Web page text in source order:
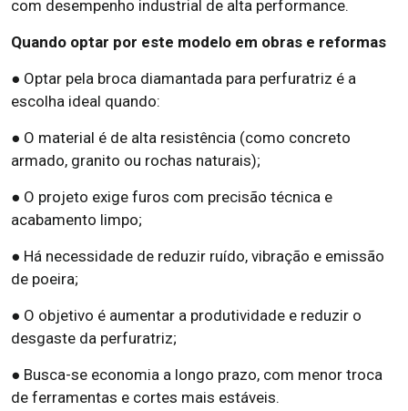
com desempenho industrial de alta performance.
Quando optar por este modelo em obras e reformas
● Optar pela broca diamantada para perfuratriz é a
escolha ideal quando:
● O material é de alta resistência (como concreto
armado, granito ou rochas naturais);
● O projeto exige furos com precisão técnica e
acabamento limpo;
● Há necessidade de reduzir ruído, vibração e emissão
de poeira;
● O objetivo é aumentar a produtividade e reduzir o
desgaste da perfuratriz;
● Busca-se economia a longo prazo, com menor troca
de ferramentas e cortes mais estáveis.